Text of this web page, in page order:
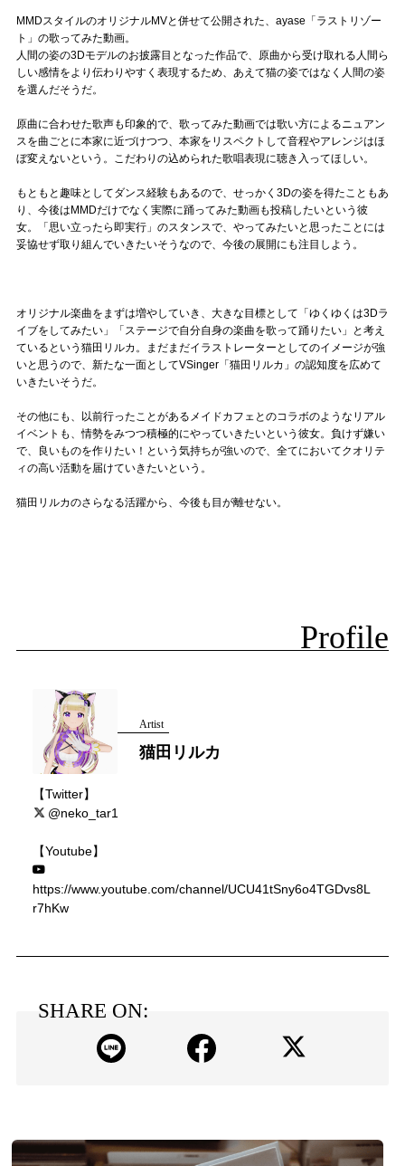
MMDスタイルのオリジナルMVと併せて公開された、ayase「ラストリゾー
ト」の歌ってみた動画。
人間の姿の3Dモデルのお披露目となった作品で、原曲から受け取れる人間ら
しい感情をより伝わりやすく表現するため、あえて猫の姿ではなく人間の姿
を選んだそうだ。
原曲に合わせた歌声も印象的で、歌ってみた動画では歌い方によるニュアン
スを曲ごとに本家に近づけつつ、本家をリスペクトして音程やアレンジはほ
ぼ変えないという。こだわりの込められた歌唱表現に聴き入ってほしい。
もともと趣味としてダンス経験もあるので、せっかく3Dの姿を得たこともあ
り、今後はMMDだけでなく実際に踊ってみた動画も投稿したいという彼
女。「思い立ったら即実行」のスタンスで、やってみたいと思ったことには
妥協せず取り組んでいきたいそうなので、今後の展開にも注目しよう。
オリジナル楽曲をまずは増やしていき、大きな目標として「ゆくゆくは3Dラ
イブをしてみたい」「ステージで自分自身の楽曲を歌って踊りたい」と考え
ているという猫田リルカ。まだまだイラストレーターとしてのイメージが強
いと思うので、新たな一面としてVSinger「猫田リルカ」の認知度を広めて
いきたいそうだ。
その他にも、以前行ったことがあるメイドカフェとのコラボのようなリアル
イベントも、情勢をみつつ積極的にやっていきたいという彼女。負けず嫌い
で、良いものを作りたい！という気持ちが強いので、全てにおいてクオリテ
ィの高い活動を届けていきたいという。
猫田リルカのさらなる活躍から、今後も目が離せない。
Profile
Artist
猫田リルカ
【Twitter】
@neko_tar1
【Youtube】
https://www.youtube.com/channel/UCU41tSny6o4TGDvs8L
r7hKw
SHARE ON: